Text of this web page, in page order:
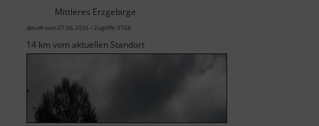
Mittleres Erzgebirge
aktuell vom 07.06.2026 / Zugriffe: 3768
14 km vom aktuellen Standort